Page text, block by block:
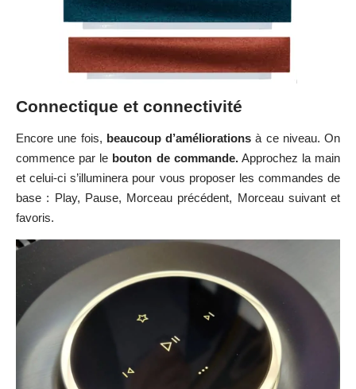
Connectique et connectivité
Encore une fois, beaucoup d’améliorations à ce niveau. On
commence par le bouton de commande.Approchez la main
et celui-ci s’illuminera pour vous proposer les commandes de
base : Play, Pause, Morceau précédent, Morceau suivant et
favoris.